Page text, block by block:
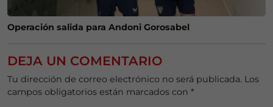
Operación salida para Andoni Gorosabel
DEJA UN COMENTARIO
Tu dirección de correo electrónico no será publicada. Los
campos obligatorios están marcados con *